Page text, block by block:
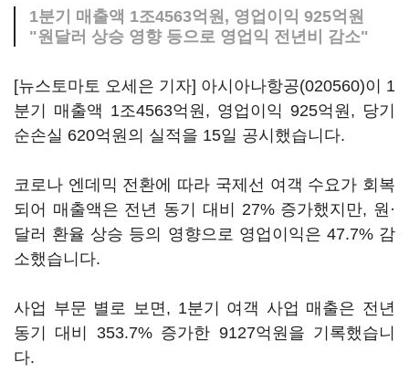
1분기 매출액 1조4563억원, 영업이익 925억원
"원달러 상승 영향 등으로 영업익 전년비 감소"
[뉴스토마토 오세은 기자] 아시아나항공(020560)이 1
분기 매출액 1조4563억원, 영업이익 925억원, 당기
순손실 620억원의 실적을 15일 공시했습니다.
코로나 엔데믹 전환에 따라 국제선 여객 수요가 회복
되어 매출액은 전년 동기 대비 27% 증가했지만, 원·
달러 환율 상승 등의 영향으로 영업이익은 47.7% 감
소했습니다.
사업 부문 별로 보면, 1분기 여객 사업 매출은 전년
동기 대비 353.7% 증가한 9127억원을 기록했습니
다.